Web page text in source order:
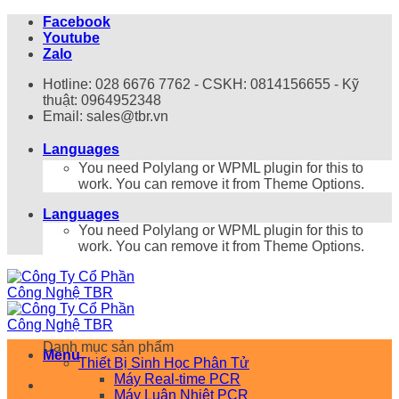
qua
Facebook
Youtube
Zalo
Hotline: 028 6676 7762 - CSKH: 0814156655 - Kỹ
thuật: 0964952348
Email: sales@tbr.vn
Languages
You need Polylang or WPML plugin for this to
work. You can remove it from Theme Options.
Languages
You need Polylang or WPML plugin for this to
work. You can remove it from Theme Options.
Menu
Danh mục sản phẩm
Thiết Bị Sinh Học Phân Tử
Máy Real-time PCR
Máy Luân Nhiệt PCR